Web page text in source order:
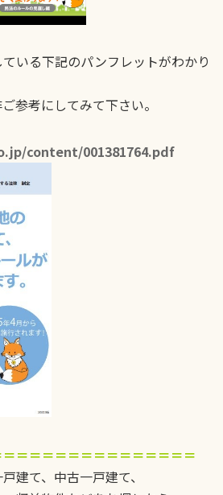
いる下記のパンフレットがわかり
参考にしてみて下さい。
content/001381764.pdf
＝＝＝＝＝＝＝＝＝＝＝＝＝＝
建て、中古一戸建て、